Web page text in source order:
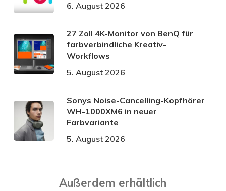
6. August 2026
27 Zoll 4K-Monitor von BenQ für
farbverbindliche Kreativ-
Workflows
5. August 2026
Sonys Noise-Cancelling-Kopfhörer
WH-1000XM6 in neuer
Farbvariante
5. August 2026
Außerdem erhältlich